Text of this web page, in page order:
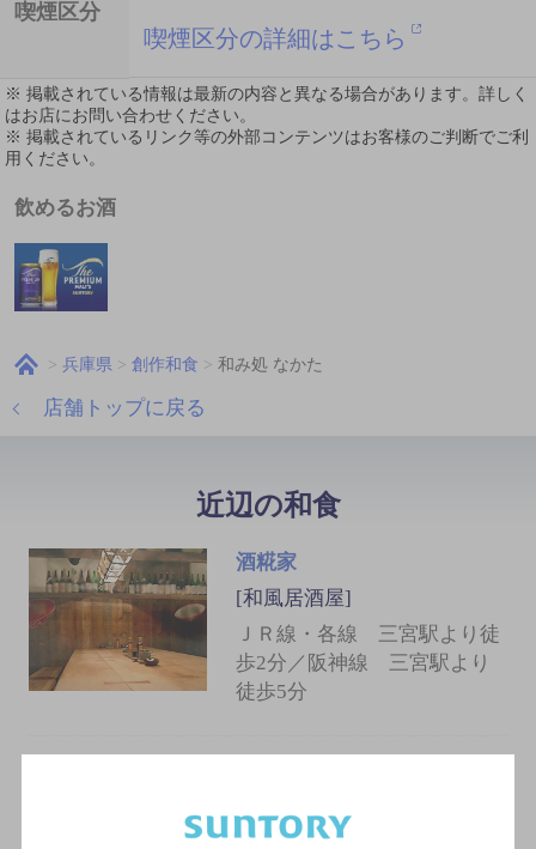
喫煙区分
喫煙区分の詳細はこちら
※ 掲載されている情報は最新の内容と異なる場合があります。詳しく
はお店にお問い合わせください。
※ 掲載されているリンク等の外部コンテンツはお客様のご判断でご利
用ください。
飲めるお酒
兵庫県 創作和食 和み処 なかた
店舗トップに戻る
近辺の和食
酒糀家
[和風居酒屋]
ＪＲ線・各線 三宮駅より徒
歩2分／阪神線 三宮駅より
徒歩5分
[寿司]